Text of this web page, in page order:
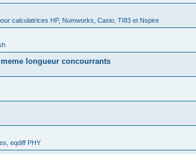
calculatrices HP, Numworks, Casio, TI83 et Nspire
longueur concourrants
eqdiff PHY